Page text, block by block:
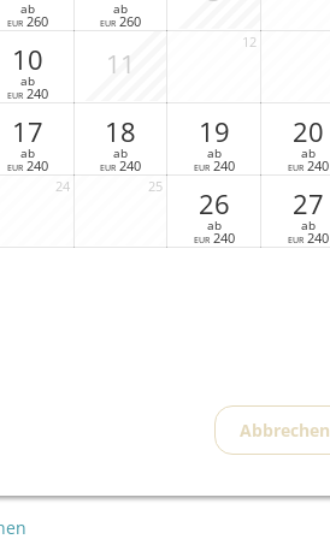
ab
EUR 260
ab
EUR 260
10
ab
EUR 240
11
12
17
ab
EUR 240
18
ab
EUR 240
19
ab
EUR 240
20
ab
EUR 240
24 25
26
ab
EUR 240
27
ab
EUR 240
Abbrechen